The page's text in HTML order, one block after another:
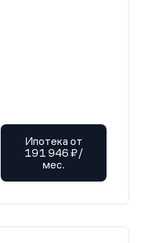
Ипотека от
191 946 ₽/
мес.